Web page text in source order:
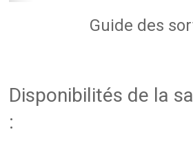
Guide des
Disponibilités de la
: